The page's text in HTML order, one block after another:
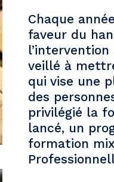
Chaque
faveur du
veillé à
qui vise une
des
privilégié la
lancé, un
formation